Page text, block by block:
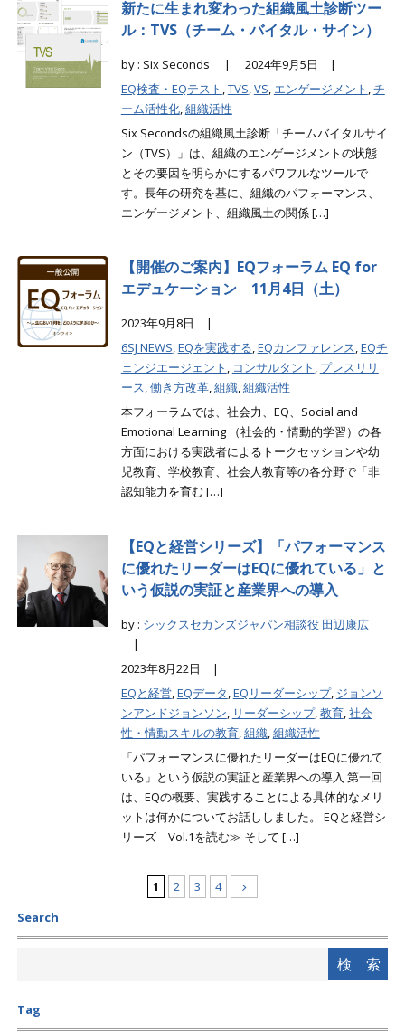
新たに生まれ変わった組織風土診断ツー
ル：TVS（チーム・バイタル・サイン）
by : Six Seconds |
2024年9月5日 |
EQ検査・EQテスト ,TVS,VS, エンゲージメント ,チ
ーム活性化,組織活性
Six Secondsの組織風土診断「チームバイタルサイ
ン（TVS）」は、組織のエンゲージメントの状態
とその要因を明らかにするパワフルなツールで
す。長年の研究を基に、組織のパフォーマンス、
エンゲージメント、組織風土の関係 […]
【開催のご案内】EQフォーラム EQ for
エデュケーション 11月4日（土）
2023年9月8日 |
6SJ NEWS,EQを実践する,EQカンファレンス,EQチ
ェンジエージェント , コンサルタント , プレスリリ
ース,働き方改革,組織,組織活性
本フォーラムでは、社会力、EQ、Social and
Emotional Learning （社会的・情動的学習）の各
方面における実践者によるトークセッションや幼
児教育、学校教育、社会人教育等の各分野で「非
認知能力を育む […]
【EQと経営シリーズ】「パフォーマンス
に優れたリーダーはEQに優れている」と
いう仮説の実証と産業界への導入
by : シックスセカンズジャパン相談役 田辺康広
|
2023年8月22日 |
EQと経営,EQデータ,EQリーダーシップ, ジョンソ
ンアンドジョンソン, リーダーシップ,教育,社会
性・情動スキルの教育,組織,組織活性
「パフォーマンスに優れたリーダーはEQに優れて
いる」という仮説の実証と産業界への導入 第一回
は、EQの概要、実践することによる具体的なメリ
ットは何かについてお話ししました。 EQと経営シ
リーズ Vol.1を読む≫ そして […]
1 2 3
4
Search
Tag